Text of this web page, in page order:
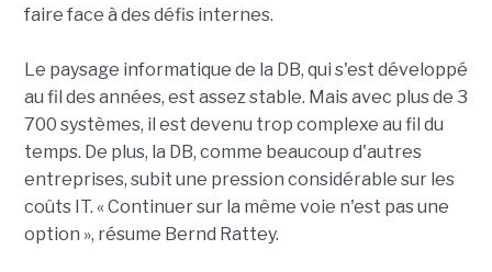
faire face à des défis internes.
Le paysage informatique de la DB, qui s'est développé
au fil des années, est assez stable. Mais avec plus de 3
700 systèmes, il est devenu trop complexe au fil du
temps. De plus, la DB, comme beaucoup d'autres
entreprises, subit une pression considérable sur les
coûts IT. « Continuer sur la même voie n'est pas une
option », résume Bernd Rattey.